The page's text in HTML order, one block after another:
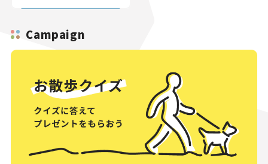
Campaign